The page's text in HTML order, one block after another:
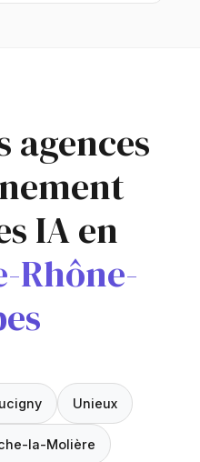
agences
IA en
Rhône-
Unieux
la-Molière